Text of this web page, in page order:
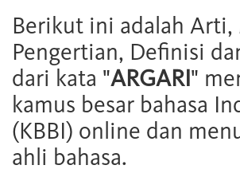
Berikut ini adalah Arti,
Pengertian, Definisi
dari kata "ARGARI"
kamus besar bahasa
(KBBI) online dan
ahli bahasa.